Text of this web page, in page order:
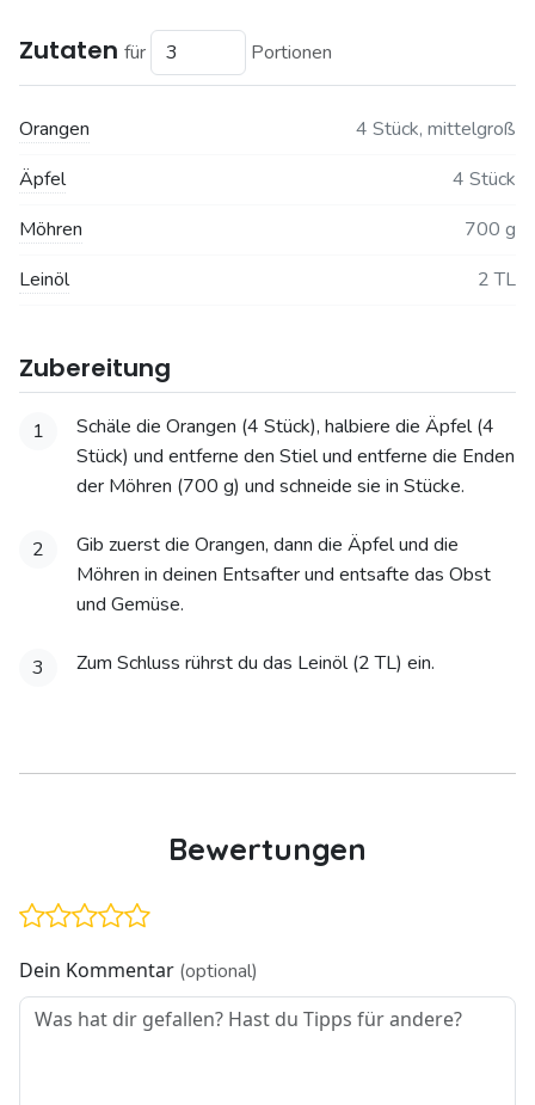
Zutaten für Portionen
Orangen
4 Stück, mittelgroß
Äpfel
4 Stück
Möhren
700 g
Leinöl
2 TL
Zubereitung
1
Schäle die Orangen (4 Stück), halbiere die Äpfel (4
Stück) und entferne den Stiel und entferne die Enden
der Möhren (700 g) und schneide sie in Stücke.
2
Gib zuerst die Orangen, dann die Äpfel und die
Möhren in deinen Entsafter und entsafte das Obst
und Gemüse.
3 Zum Schluss rührst du das Leinöl (2 TL) ein.
Bewertungen
Dein Kommentar (optional)